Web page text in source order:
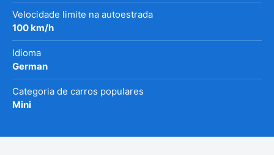
Velocidade limite na autoestrada
100 km/h
Idioma
German
Categoria de carros populares
Mini